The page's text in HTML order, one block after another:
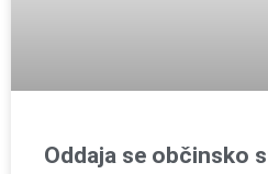
Oddaja se občinsko